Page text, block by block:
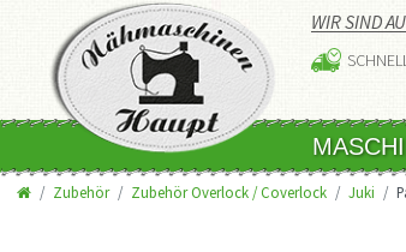
WIR SIND
Zubehör Zubehör Overlock / Coverlock Juki